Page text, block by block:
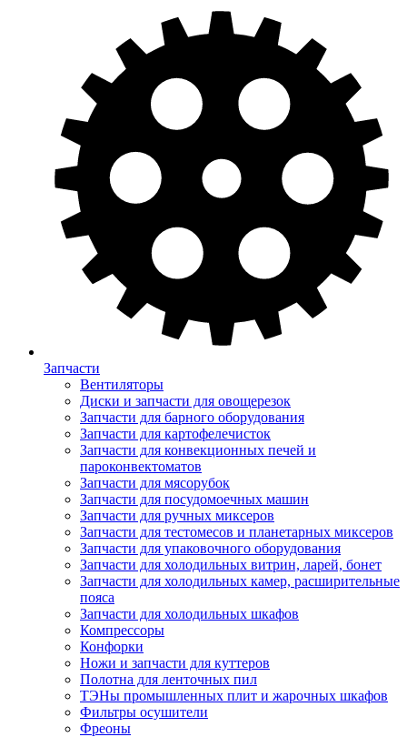
Запчасти
Вентиляторы
Диски и запчасти для овощерезок
Запчасти для барного оборудования
Запчасти для картофелечисток
Запчасти для конвекционных печей и
пароконвектоматов
Запчасти для мясорубок
Запчасти для посудомоечных машин
Запчасти для ручных миксеров
Запчасти для тестомесов и планетарных миксеров
Запчасти для упаковочного оборудования
Запчасти для холодильных витрин, ларей, бонет
Запчасти для холодильных камер, расширительные
пояса
Запчасти для холодильных шкафов
Компрессоры
Конфорки
Ножи и запчасти для куттеров
Полотна для ленточных пил
ТЭНы промышленных плит и жарочных шкафов
Фильтры осушители
Фреоны